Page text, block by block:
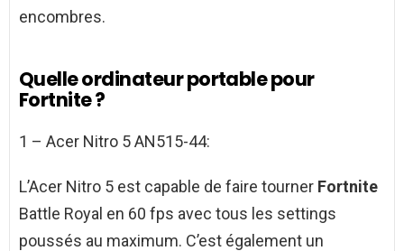
encombres.
Quelle ordinateur portable pour
Fortnite ?
1 – Acer Nitro 5 AN515-44:
L’Acer Nitro 5 est capable de faire tourner Fortnite
Battle Royal en 60 fps avec tous les settings
poussés au maximum. C’est également un